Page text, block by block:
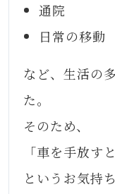
通院
日常の移動
など、生活の
た。
そのため、
「車を手放す
というお気持